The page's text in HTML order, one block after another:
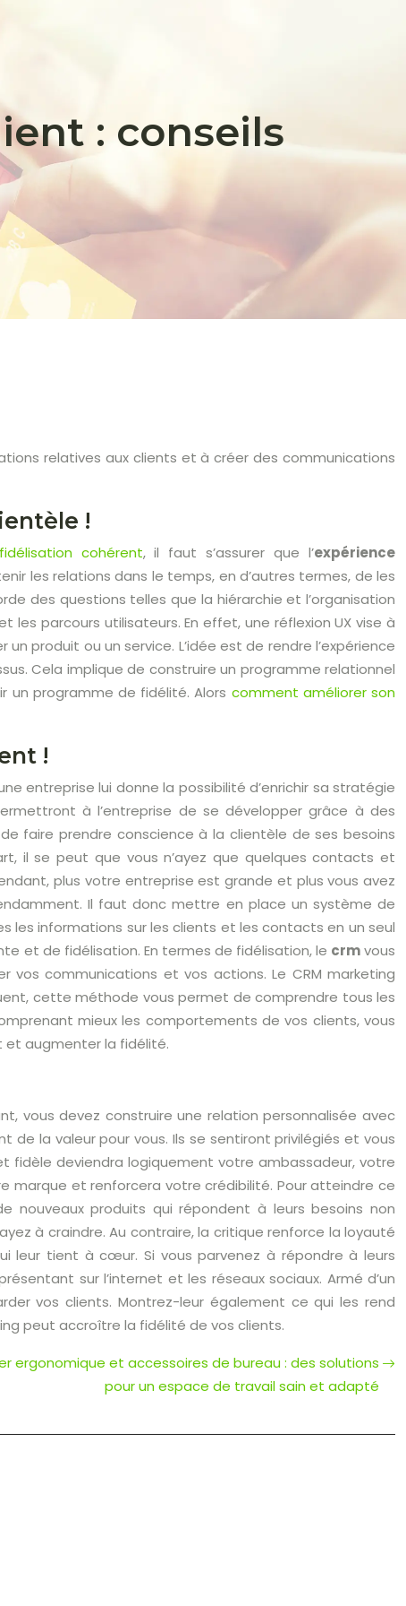
: conseils
relatives aux clients et à créer des communications
!
cohérent, il faut s’assurer que l’expérience
les relations dans le temps, en d’autres termes, de les
des questions telles que la hiérarchie et l’organisation
parcours utilisateurs. En effet, une réflexion UX vise à
produit ou un service. L’idée est de rendre l’expérience
Cela implique de construire un programme relationnel
un programme de fidélité. Alors comment améliorer son
!
entreprise lui donne la possibilité d’enrichir sa stratégie
à l’entreprise de se développer grâce à des
faire prendre conscience à la clientèle de ses besoins
il se peut que vous n’ayez que quelques contacts et
plus votre entreprise est grande et plus vous avez
Il faut donc mettre en place un système de
les informations sur les clients et les contacts en un seul
et de fidélisation. En termes de fidélisation, le crmvous
communications et vos actions. Le CRM marketing
cette méthode vous permet de comprendre tous les
mieux les comportements de vos clients, vous
et augmenter la fidélité.
vous devez construire une relation personnalisée avec
la valeur pour vous. Ils se sentiront privilégiés et vous
fidèle deviendra logiquement votre ambassadeur, votre
marque et renforcera votre crédibilité. Pour atteindre ce
produits qui répondent à leurs besoins non
à craindre. Au contraire, la critique renforce la loyauté
leur tient à cœur. Si vous parvenez à répondre à leurs
sur l’internet et les réseaux sociaux. Armé d’un
vos clients. Montrez-leur également ce qui les rend
peut accroître la fidélité de vos clients.
ergonomique et accessoires de bureau : des solutions
pour un espace de travail sain et adapté